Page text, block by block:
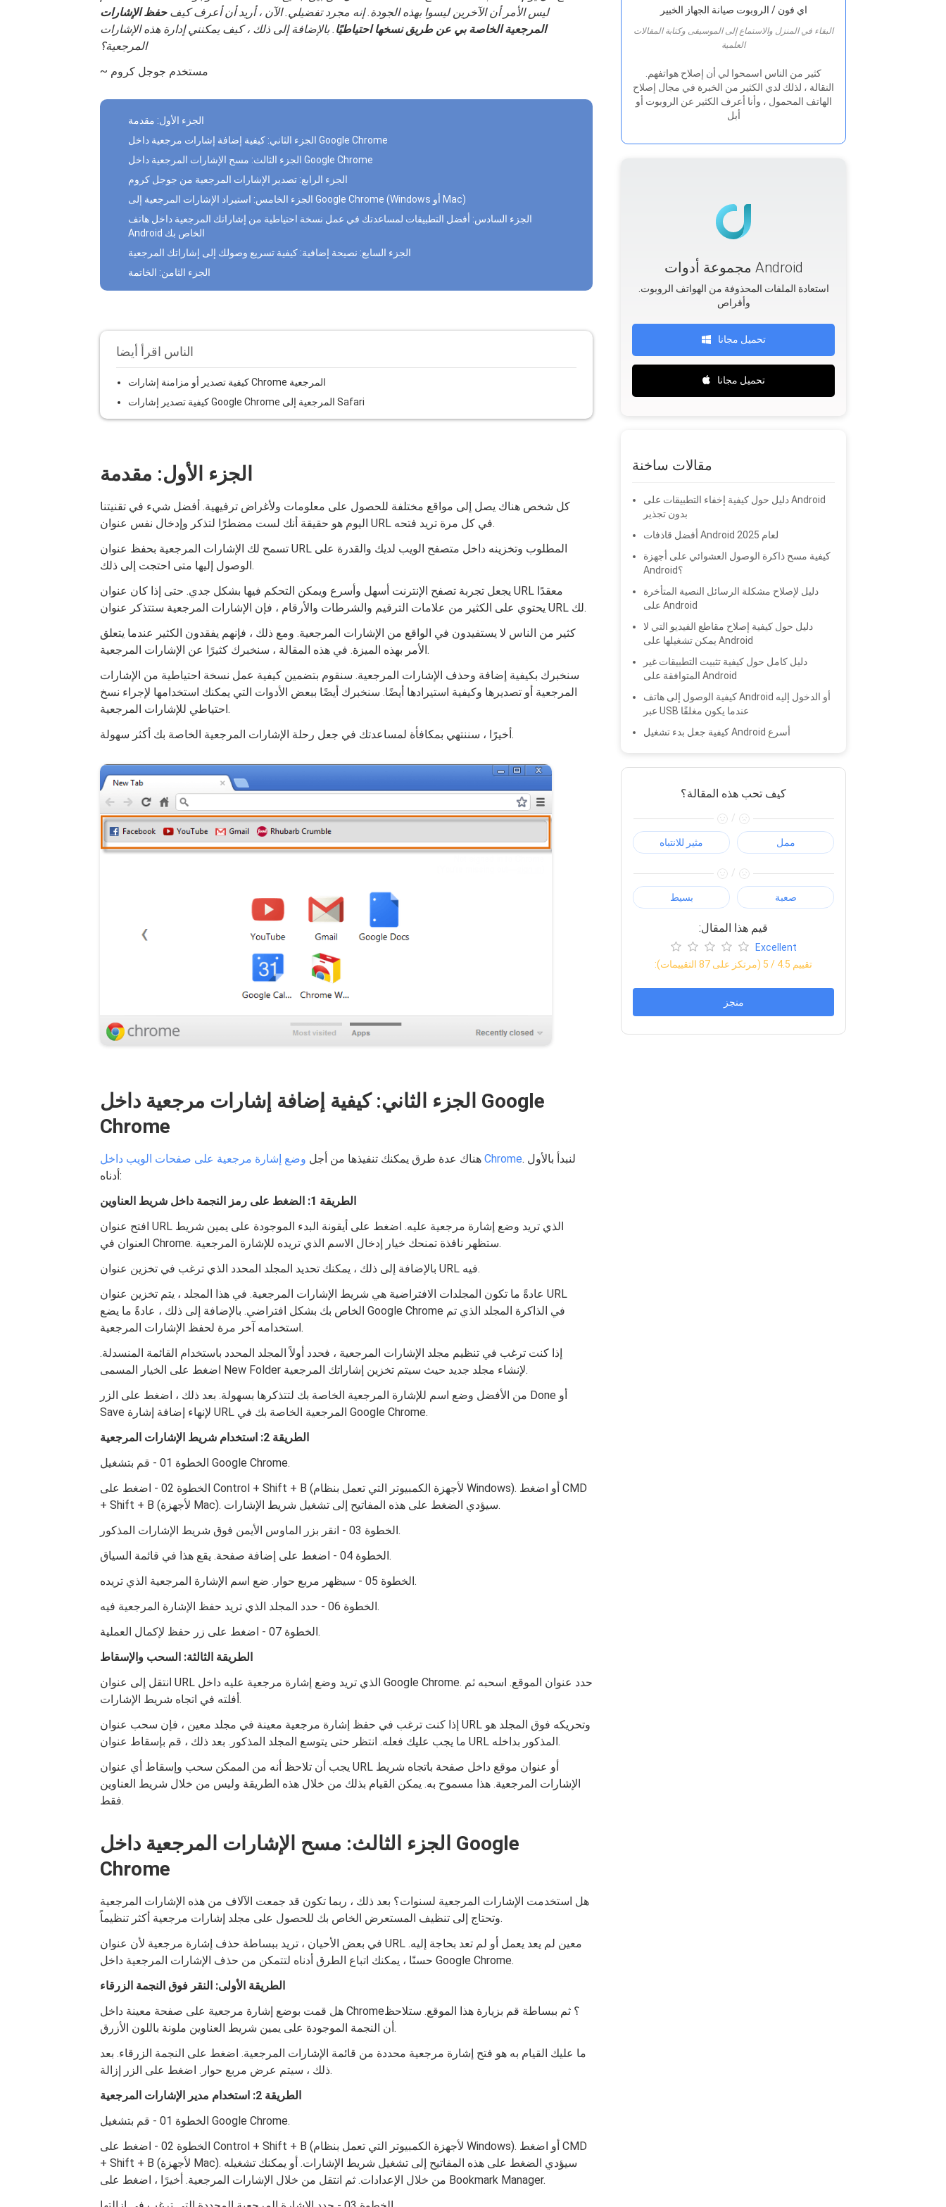
ليس الأمر أن الآخرين ليسوا بهذه الجودة. إنه مجرد تفضيلي. الآن ، أريد أن أعرف كيفحفظ الإشارات
المرجعية الخاصة بي عن طريق نسخها احتياطيًا . بالإضافة إلى ذلك ، كيف يمكنني إدارة هذه الإشارات
المرجعية؟
~ مستخدم جوجل كروم
الجزء الأول: مقدمة
الجزء الثاني: كيفية إضافة إشارات مرجعية داخل Google Chrome
الجزء الثالث: مسح الإشارات المرجعية داخل Google Chrome
الجزء الرابع: تصدير الإشارات المرجعية من جوجل كروم
الجزء الخامس: استيراد الإشارات المرجعية إلى Google Chrome (Windows أو Mac)
الجزء السادس: أفضل التطبيقات لمساعدتك في عمل نسخة احتياطية من إشاراتك المرجعية داخل هاتف
Android الخاص بك
الجزء السابع: نصيحة إضافية: كيفية تسريع وصولك إلى إشاراتك المرجعية
الجزء الثامن: الخاتمة
الناس اقرأ أيضا
كيفية تصدير أو مزامنة إشارات Chrome المرجعية
كيفية تصدير إشارات Google Chrome المرجعية إلى Safari
الجزء الأول: مقدمة
كل شخص هناك يصل إلى مواقع مختلفة للحصول على معلومات ولأغراض ترفيهية. أفضل شيء في تقنيتنا
اليوم هو حقيقة أنك لست مضطرًا لتذكر وإدخال نفس عنوان URL في كل مرة تريد فتحه.
تسمح لك الإشارات المرجعية بحفظ عنوان URL المطلوب وتخزينه داخل متصفح الويب لديك والقدرة على
الوصول إليها متى احتجت إلى ذلك.
يجعل تجربة تصفح الإنترنت أسهل وأسرع ويمكن التحكم فيها بشكل جدي. حتى إذا كان عنوان URL معقدًا
يحتوي على الكثير من علامات الترقيم والشرطات والأرقام ، فإن الإشارات المرجعية ستتذكر عنوان URL لك.
كثير من الناس لا يستفيدون في الواقع من الإشارات المرجعية. ومع ذلك ، فإنهم يفقدون الكثير عندما يتعلق
الأمر بهذه الميزة. في هذه المقالة ، سنخبرك كثيرًا عن الإشارات المرجعية.
سنخبرك بكيفية إضافة وحذف الإشارات المرجعية. سنقوم بتضمين كيفية عمل نسخة احتياطية من الإشارات
المرجعية أو تصديرها وكيفية استيرادها أيضًا. سنخبرك أيضًا ببعض الأدوات التي يمكنك استخدامها لإجراء نسخ
احتياطي للإشارات المرجعية.
أخيرًا ، سننتهي بمكافأة لمساعدتك في جعل رحلة الإشارات المرجعية الخاصة بك أكثر سهولة.
الجزء الثاني: كيفية إضافة إشارات مرجعية داخل Google
Chrome
هناك عدة طرق يمكنك تنفيذها من أجل وضع إشارة مرجعية على صفحات الويب داخل Chrome. لنبدأ بالأول
أدناه:
الطريقة 1: الضغط على رمز النجمة داخل شريط العناوين
افتح عنوان URL الذي تريد وضع إشارة مرجعية عليه. اضغط على أيقونة البدء الموجودة على يمين شريط
العنوان في Chrome. ستظهر نافذة تمنحك خيار إدخال الاسم الذي تريده للإشارة المرجعية.
بالإضافة إلى ذلك ، يمكنك تحديد المجلد المحدد الذي ترغب في تخزين عنوان URL فيه.
عادةً ما تكون المجلدات الافتراضية هي شريط الإشارات المرجعية. في هذا المجلد ، يتم تخزين عنوان URL
الخاص بك بشكل افتراضي. بالإضافة إلى ذلك ، عادةً ما يضع Google Chrome في الذاكرة المجلد الذي تم
استخدامه آخر مرة لحفظ الإشارات المرجعية.
إذا كنت ترغب في تنظيم مجلد الإشارات المرجعية ، فحدد أولاً المجلد المحدد باستخدام القائمة المنسدلة.
اضغط على الخيار المسمى New Folder لإنشاء مجلد جديد حيث سيتم تخزين إشاراتك المرجعية.
من الأفضل وضع اسم للإشارة المرجعية الخاصة بك لتتذكرها بسهولة. بعد ذلك ، اضغط على الزر Done أو
Save لإنهاء إضافة إشارة URL المرجعية الخاصة بك في Google Chrome.
الطريقة 2: استخدام شريط الإشارات المرجعية
الخطوة 01 - قم بتشغيل Google Chrome.
الخطوة 02 - اضغط على Control + Shift + B (لأجهزة الكمبيوتر التي تعمل بنظام Windows). أو اضغط CMD
+ Shift + B (لأجهزة Mac). سيؤدي الضغط على هذه المفاتيح إلى تشغيل شريط الإشارات.
الخطوة 03 - انقر بزر الماوس الأيمن فوق شريط الإشارات المذكور.
الخطوة 04 - اضغط على إضافة صفحة. يقع هذا في قائمة السياق.
الخطوة 05 - سيظهر مربع حوار. ضع اسم الإشارة المرجعية الذي تريده.
الخطوة 06 - حدد المجلد الذي تريد حفظ الإشارة المرجعية فيه.
الخطوة 07 - اضغط على زر حفظ لإكمال العملية.
الطريقة الثالثة: السحب والإسقاط
انتقل إلى عنوان URL الذي تريد وضع إشارة مرجعية عليه داخل Google Chrome. حدد عنوان الموقع. اسحبه ثم
أفلته في اتجاه شريط الإشارات.
إذا كنت ترغب في حفظ إشارة مرجعية معينة في مجلد معين ، فإن سحب عنوان URL وتحريكه فوق المجلد هو
ما يجب عليك فعله. انتظر حتى يتوسع المجلد المذكور. بعد ذلك ، قم بإسقاط عنوان URL المذكور بداخله.
يجب أن تلاحظ أنه من الممكن سحب وإسقاط أي عنوان URL أو عنوان موقع داخل صفحة باتجاه شريط
الإشارات المرجعية. هذا مسموح به. يمكن القيام بذلك من خلال هذه الطريقة وليس من خلال شريط العناوين
فقط.
الجزء الثالث: مسح الإشارات المرجعية داخل Google
Chrome
هل استخدمت الإشارات المرجعية لسنوات؟ بعد ذلك ، ربما تكون قد جمعت الآلاف من هذه الإشارات المرجعية
وتحتاج إلى تنظيف المستعرض الخاص بك للحصول على مجلد إشارات مرجعية أكثر تنظيماً.
في بعض الأحيان ، تريد ببساطة حذف إشارة مرجعية لأن عنوان URL معين لم يعد يعمل أو لم تعد بحاجة إليه.
حسنًا ، يمكنك اتباع الطرق أدناه لتتمكن من حذف الإشارات المرجعية داخل Google Chrome.
الطريقة الأولى: النقر فوق النجمة الزرقاء
هل قمت بوضع إشارة مرجعية على صفحة معينة داخل Chrome؟ ثم ببساطة قم بزيارة هذا الموقع. ستلاحظ
أن النجمة الموجودة على يمين شريط العناوين ملونة باللون الأزرق.
ما عليك القيام به هو فتح إشارة مرجعية محددة من قائمة الإشارات المرجعية. اضغط على النجمة الزرقاء. بعد
ذلك ، سيتم عرض مربع حوار. اضغط على الزر إزالة.
الطريقة 2: استخدام مدير الإشارات المرجعية
الخطوة 01 - قم بتشغيل Google Chrome.
الخطوة 02 - اضغط على Control + Shift + B (لأجهزة الكمبيوتر التي تعمل بنظام Windows). أو اضغط CMD
+ Shift + B (لأجهزة Mac). سيؤدي الضغط على هذه المفاتيح إلى تشغيل شريط الإشارات. أو يمكنك تشغيله
من خلال الإعدادات. ثم انتقل من خلال الإشارات المرجعية. أخيرًا ، اضغط على Bookmark Manager.
اي فون / الروبوت صيانة الجهاز الخبير
البقاء في المنزل والاستماع إلى الموسيقى وكتابة المقالات
العلمية
النقالة ، لذلك لدي الكثير من الخبرة في مجال إصلاح
الهاتف المحمول ، وأنا أعرف الكثير عن الروبوت أو
أبل
مجموعة أدوات Android
وأقراص
تحميل مجانا
تحميل مجانا
مقالات ساخنة
دليل حول كيفية إخفاء التطبيقات على Android
بدون تجذير
أفضل قاذفات Android لعام 2025
كيفية مسح ذاكرة الوصول العشوائي على أجهزة
Android؟
دليل لإصلاح مشكلة الرسائل النصية المتأخرة
على Android
دليل حول كيفية إصلاح مقاطع الفيديو التي لا
يمكن تشغيلها على Android
دليل كامل حول كيفية تثبيت التطبيقات غير
المتوافقة على Android
كيفية الوصول إلى هاتف Android أو الدخول إليه
عبر USB عندما يكون مغلقًا
كيفية جعل بدء تشغيل Android أسرع
كيف تحب هذه المقالة؟
/
مثير للانتباه ممل
/
بسيط صعبة
:قيم هذا المقال
Excellent
:تقييم 4.5 / 5 (مرتكز على 87 التقييمات)
منجز